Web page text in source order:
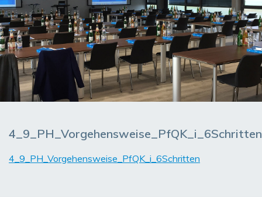
4_9_PH_Vorgehensweise_PfQK_i_6Schritten
4_9_PH_Vorgehensweise_PfQK_i_6Schritten